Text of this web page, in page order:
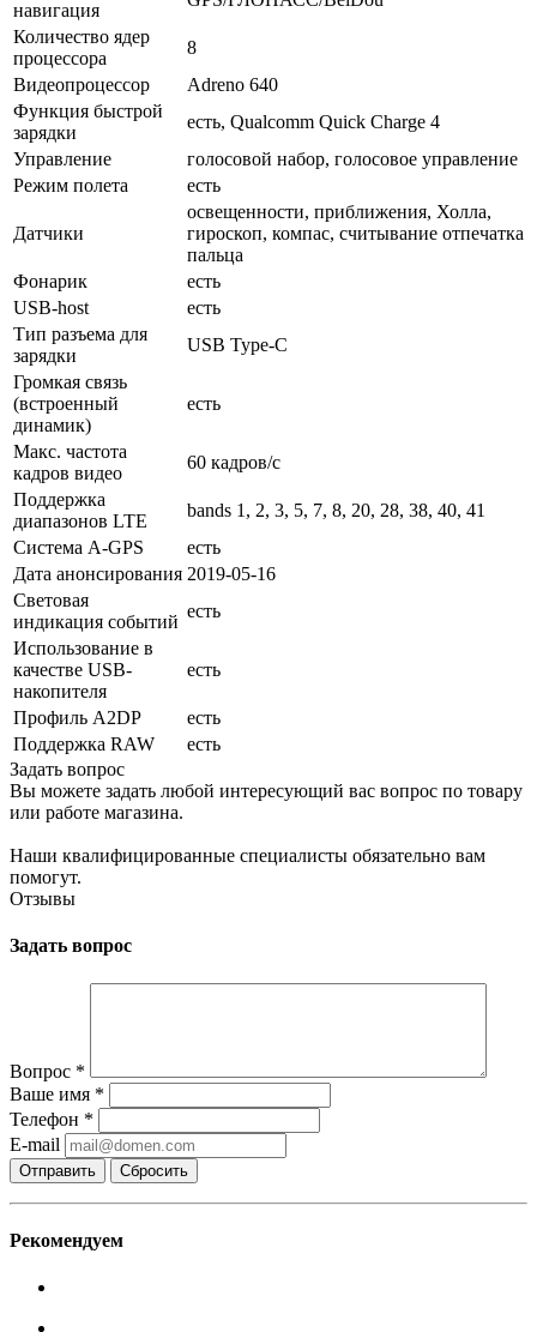
навигация
Количество ядер
процессора
8
Видеопроцессор
Adreno 640
Функция быстрой
зарядки
есть, Qualcomm Quick Charge 4
Управление
голосовой набор, голосовое управление
Режим полета
есть
Датчики
освещенности, приближения, Холла,
гироскоп, компас, считывание отпечатка
пальца
Фонарик
есть
USB-host
есть
Тип разъема для
зарядки
USB Type-C
Громкая связь
(встроенный
динамик)
есть
Макс. частота
кадров видео
60 кадров/с
Поддержка
диапазонов LTE
bands 1, 2, 3, 5, 7, 8, 20, 28, 38, 40, 41
Cистема A-GPS
есть
Дата анонсирования 2019-05-16
Световая
индикация событий
есть
Использование в
качестве USB-
накопителя
есть
Профиль A2DP
есть
Поддержка RAW
есть
Задать вопрос
Вы можете задать любой интересующий вас вопрос по товару
или работе магазина.
Наши квалифицированные специалисты обязательно вам
помогут.
Отзывы
Задать вопрос
Вопрос *
Ваше имя *
Телефон *
E-mail
Сбросить
Рекомендуем